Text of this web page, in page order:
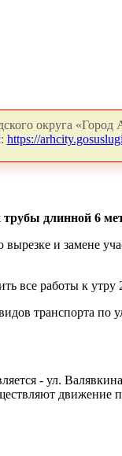
округа «Город
https://
длинной 6
и замене
все работы к утру
транспорта по
- ул.
движение